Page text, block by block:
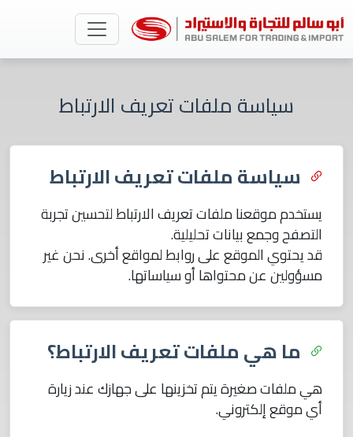
سياسة ملفات تعريف الارتباط
سياسة ملفات تعريف الارتباط
يستخدم موقعنا ملفات تعريف الارتباط لتحسين تجربة
التصفح وجمع بيانات تحليلية.
قد يحتوي الموقع على روابط لمواقع أخرى. نحن غير
مسؤولين عن محتواها أو سياساتها.
ما هي ملفات تعريف الارتباط؟
هي ملفات صغيرة يتم تخزينها على جهازك عند زيارة
أي موقع إلكتروني.